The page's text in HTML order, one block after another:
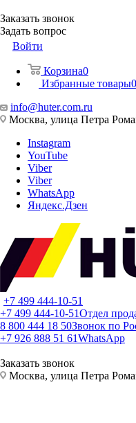
Заказать звонок
Задать вопрос
Войти
Корзина0
Избранные товары0
info@huter.com.ru
Москва, улица Петра
Instagram
YouTube
Viber
Viber
WhatsApp
Яндекс.Дзен
+7 499 444-10-51
+7 499 444-10-51Отдел
8 800 444 18 50Звонок по
+7 926 888 51 61WhatsApp
Заказать звонок
Москва, улица Петра